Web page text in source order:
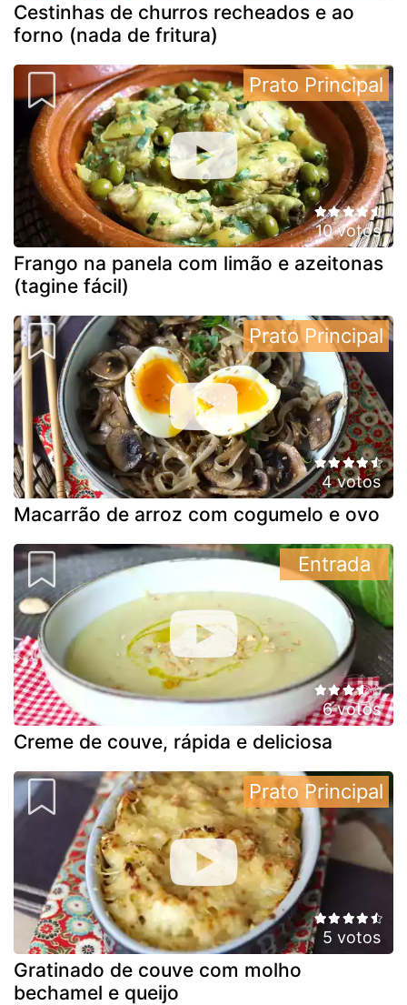
Cestinhas de churros recheados e ao
forno (nada de fritura)
10 votos
Frango na panela com limão e azeitonas
(tagine fácil)
Prato Principal
4 votos
Macarrão de arroz com cogumelo e ovo
Prato Principal
6 votos
Creme de couve, rápida e deliciosa
Entrada
5 votos
Gratinado de couve com molho
bechamel e queijo
Prato Principal